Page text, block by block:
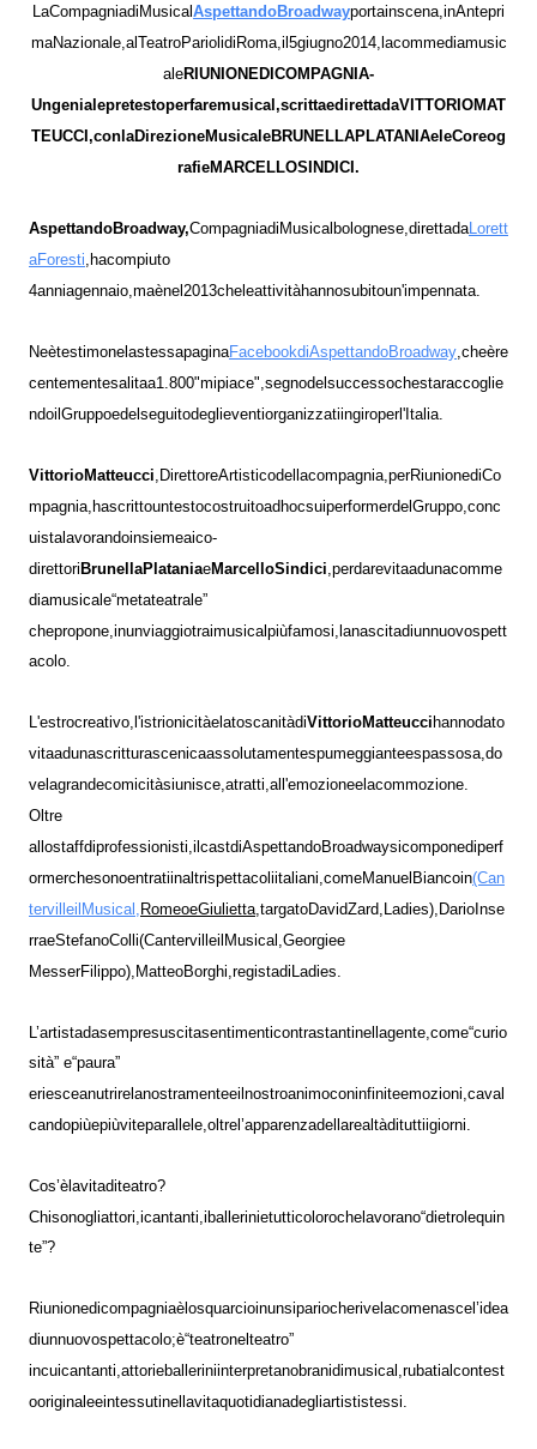
LaCompagniadi Musical AspettandoBroadwayportainscena, inAntepri
maNazionale, al TeatroPariolidi Roma, il 5giugno2014, lacommediamusic
aleRIUNIONEDICOMPAGNIA-
Ungenialepretestoperfaremusical,scrittaedirettadaVITTORIOMAT
TEUCCI,conlaDirezioneMusicaleBRUNELLAPLATANIAeleCoreog
rafieMARCELLOSINDICI.
AspettandoBroadway,Compagniadi Musical bolognese, direttadaLorett
aForesti hacompiuto
4anniagennaio, maènel 2013che leattivitàhannosubitoun'impennata.
Neètestimone lastessapaginaFacebookdiAspettandoBroadway cheère
centementesalitaa1.800"mipiace", segnodel successochestaraccoglie
ndoil Gruppoedel seguitodeglieventiorganizzatiingiroper l'Italia.
VittorioMatteucci DirettoreArtisticodellacompagnia, perRiunionediCo
mpagnia, hascrittountestocostruitoad hocsuiperformerdel Gruppo, conc
uista lavorandoinsiemeaico-
direttoriBrunellaPlataniaeMarcelloSindici perdarevitaadunacomme
diamusicale“metateatrale”
chepropone, inunviaggiotraimusical piùfamosi, lanascitadiunnuovospett
acolo.
L'estrocreativo, l'istrionicitàe latoscanitàdiVittorioMatteucci hannodato
vitaadunascritturascenicaassolutamentespumeggianteespassosa, do
ve lagrandecomicitàsiunisce, atratti, all'emozionee lacommozione.
Oltre
allostaffdiprofessionisti, il castdiAspettandoBroadwaysicomponediperf
ormerchesonoentratiinaltrispettacoliitaliani, comeManuel Biancoin(Can
tervilleilMusical, RomeoeGiulietta targatoDavidZard, Ladies), Dario Inse
rraeStefanoColli(Cantervilleil Musical, Georgiee
MesserFilippo) MatteoBorghi, registadi Ladies.
’artistadasempresuscitasentimenticontrastantinellagente, come“curio
sità” e“paura”
eriesceanutrire lanostramenteeil nostroanimoconinfiniteemozioni, caval
candopiùepiùviteparallele, oltre ’apparenzadellarealtàdituttiigiorni.
Cos’è lavitaditeatro?
Chisonogliattori, icantanti, i ballerinietutticoloroche lavorano“dietro lequin
te”?
Riunionedicompagniaè losquarcioinunsipariocherivelacomenasce ’idea
diunnuovospettacolo;è“teatronel teatro”
incuicantanti, attorieballeriniinterpretanobranidimusical, rubatial contest
ooriginaleeintessutinellavitaquotidianadegliartististessi.